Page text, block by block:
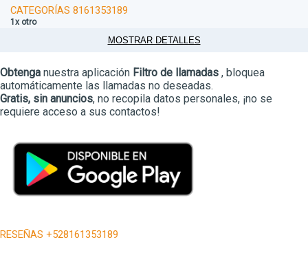
CATEGORÍAS 8161353189
1x otro
MOSTRAR DETALLES
Obtenga nuestra aplicación Filtro de llamadas , bloquea
automáticamente las llamadas no deseadas.
Gratis, sin anuncios, no recopila datos personales, ¡no se
requiere acceso a sus contactos!
RESEÑAS +528161353189